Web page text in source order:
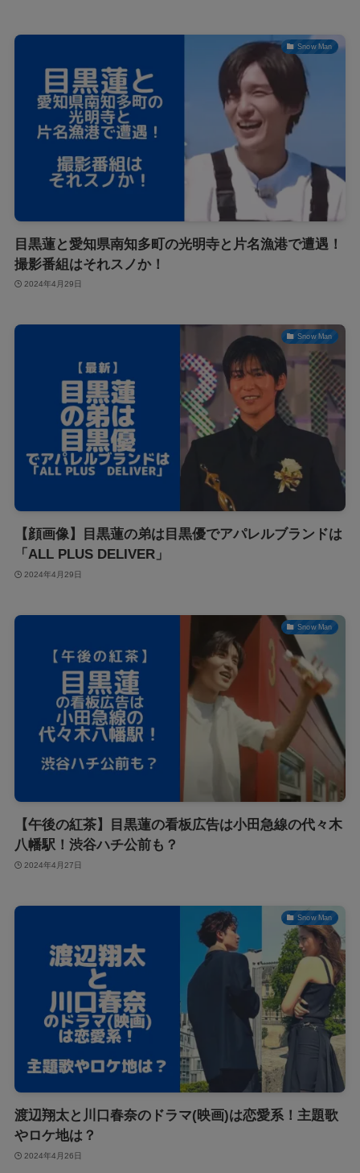
Snow Man
目黒蓮と愛知県南知多町の光明寺と片名漁港で遭遇！
撮影番組はそれスノか！
2024年4月29日
Snow Man
【顔画像】目黒蓮の弟は目黒優でアパレルブランドは
「ALL PLUS DELIVER」
2024年4月29日
Snow Man
【午後の紅茶】目黒蓮の看板広告は小田急線の代々木
八幡駅！渋谷ハチ公前も？
2024年4月27日
Snow Man
渡辺翔太と川口春奈のドラマ(映画)は恋愛系！主題歌
やロケ地は？
2024年4月26日